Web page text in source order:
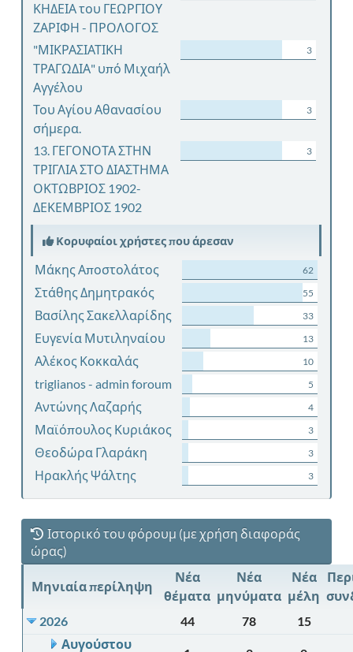
ΚΗΔΕΙΑ του ΓΕΩΡΓΙΟΥ
ΖΑΡΙΦΗ - ΠΡΟΛΟΓΟΣ
"ΜΙΚΡΑΣΙΑΤΙΚΗ
ΤΡΑΓΩΔΙΑ" υπό Μιχαήλ
Αγγέλου
3
Του Αγίου Αθανασίου
σήμερα.
3
13. ΓΕΓΟΝΟΤΑ ΣΤΗΝ
ΤΡΙΓΛΙΑ ΣΤΟ ΔΙΑΣΤΗΜΑ
ΟΚΤΩΒΡΙΟΣ 1902-
ΔΕΚΕΜΒΡΙΟΣ 1902
3
Κορυφαίοι χρήστες που άρεσαν
Μάκης Αποστολάτος 62
Στάθης Δημητρακός 55
Βασίλης Σακελλαρίδης 33
Ευγενία Μυτιληναίου 13
Αλέκος Κοκκαλάς 10
triglianos - admin foroum 5
Αντώνης Λαζαρής 4
Μαϊόπουλος Κυριάκος 3
Θεοδώρα Γλαράκη 3
Ηρακλής Ψάλτης 3
Ιστορικό του φόρουμ (με χρήση διαφοράς
ώρας)
Μηνιαία περίληψη
Νέα
θέματα
Νέα
μηνύματα
Νέα
μέλη
2026
44 78
15
Αυγούστου